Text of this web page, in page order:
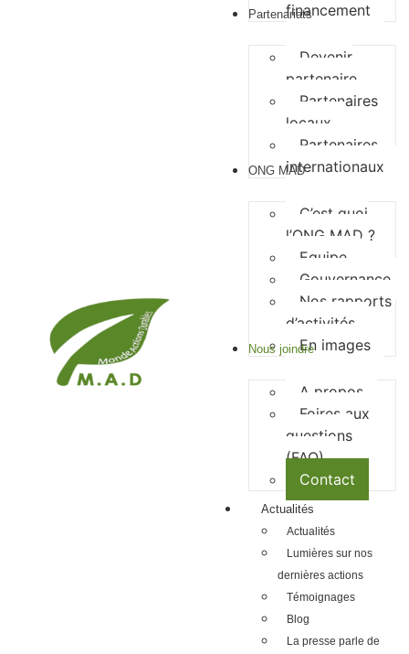
financement
Partenariats
Devenir
partenaire
Partenaires
locaux
Partenaires
internationaux
ONG MAD
C’est quoi
l’ONG MAD ?
Equipe
Gouvernance
Nos rapports
d’activités
En images
Nous joindre
A propos
Foires aux
questions
(FAQ)
Contact
Actualités
Actualités
Lumières sur nos
dernières actions
Témoignages
Blog
La presse parle de